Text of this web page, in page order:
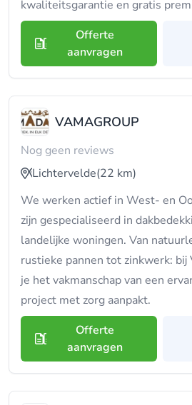
kwaliteitsgarantie en gratis
Offerte
aanvragen
VAMAGROUP
Nog geen reviews
Lichtervelde(22 km)
We werken actief in West- en
zijn gespecialiseerd in
landelijke woningen. Van
rustieke pannen tot zinkwerk: bij
je het vakmanschap van een
project met zorg aanpakt.
Offerte
aanvragen